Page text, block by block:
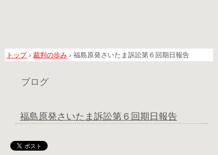
トップ› 裁判の歩み › 福島原発さいたま訴訟第６回期日報告
ブログ
福島原発さいたま訴訟第６回期日報告